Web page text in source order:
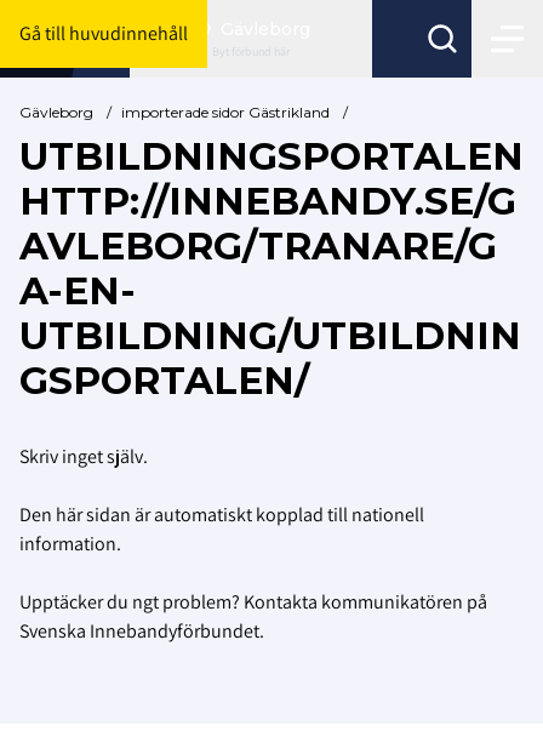
Gå till huvudinnehåll
Byt förbund här
Gävleborg / importerade sidor Gästrikland /
UTBILDNINGSPORTALEN
HTTP://INNEBANDY.SE/G
AVLEBORG/TRANARE/G
A-EN-
UTBILDNING/UTBILDNIN
GSPORTALEN/
Skriv inget själv.
Den här sidan är automatiskt kopplad till nationell
information.
Upptäcker du ngt problem? Kontakta kommunikatören på
Svenska Innebandyförbundet.